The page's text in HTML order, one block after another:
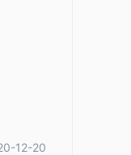
12-20